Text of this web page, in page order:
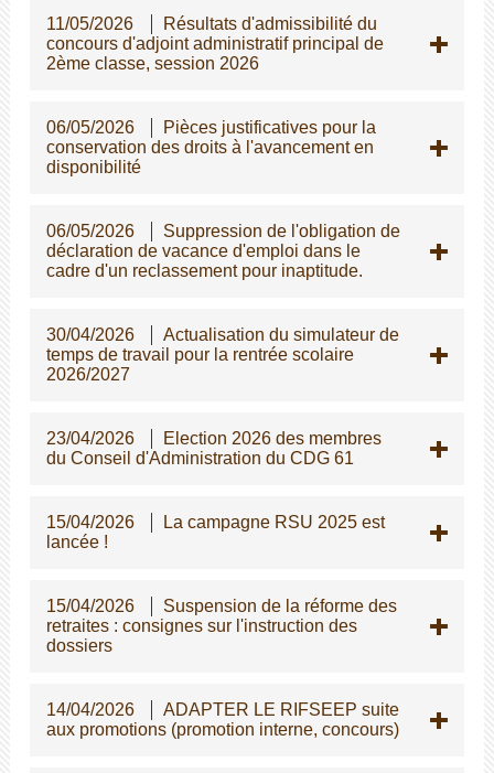
11/05/2026
Résultats d'admissibilité du
concours d'adjoint administratif principal de
2ème classe, session 2026
06/05/2026
Pièces justificatives pour la
conservation des droits à l'avancement en
disponibilité
06/05/2026
Suppression de l'obligation de
déclaration de vacance d'emploi dans le
cadre d'un reclassement pour inaptitude.
30/04/2026
Actualisation du simulateur de
temps de travail pour la rentrée scolaire
2026/2027
23/04/2026
Election 2026 des membres
du Conseil d'Administration du CDG 61
15/04/2026
La campagne RSU 2025 est
lancée !
15/04/2026
Suspension de la réforme des
retraites : consignes sur l'instruction des
dossiers
14/04/2026
ADAPTER LE RIFSEEP suite
aux promotions (promotion interne, concours)